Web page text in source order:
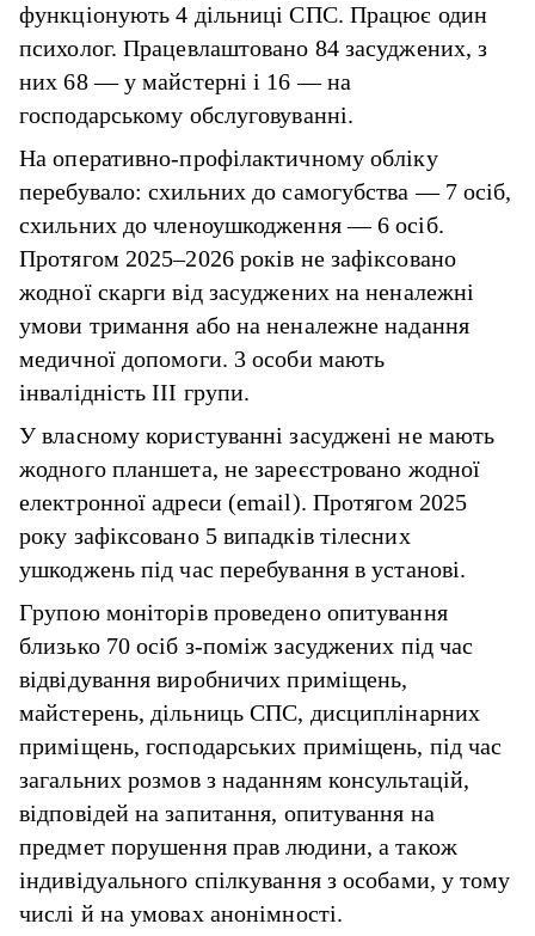
функціонують 4 дільниці СПС. Працює один
психолог. Працевлаштовано 84 засуджених, з
них 68 — у майстерні і 16 — на
господарському обслуговуванні.
На оперативно-профілактичному обліку
перебувало: схильних до самогубства — 7 осіб,
схильних до членоушкодження — 6 осіб.
Протягом 2025–2026 років не зафіксовано
жодної скарги від засуджених на неналежні
умови тримання або на неналежне надання
медичної допомоги. 3 особи мають
інвалідність III групи.
У власному користуванні засуджені не мають
жодного планшета, не зареєстровано жодної
електронної адреси (email). Протягом 2025
року зафіксовано 5 випадків тілесних
ушкоджень під час перебування в установі.
Групою моніторів проведено опитування
близько 70 осіб з-поміж засуджених під час
відвідування виробничих приміщень,
майстерень, дільниць СПС, дисциплінарних
приміщень, господарських приміщень, під час
загальних розмов з наданням консультацій,
відповідей на запитання, опитування на
предмет порушення прав людини, а також
індивідуального спілкування з особами, у тому
числі й на умовах анонімності.